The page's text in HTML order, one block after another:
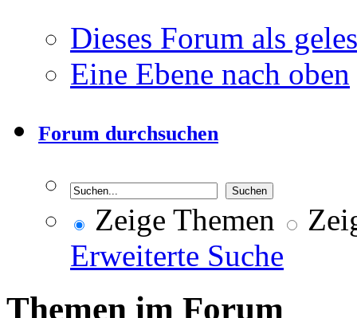
Dieses Forum als
Eine Ebene nach oben
Forum durchsuchen
Zeige Themen
Erweiterte Suche
Themen im Forum